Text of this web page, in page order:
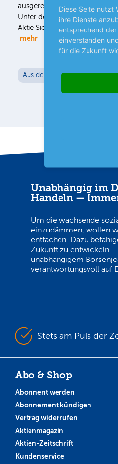
ausgereizt ist? Wir verraten es
Unter der Halteposition lesen
Aktie Sie noch länger im
mehr
Aus dem Anlegermagazin
Unabhängig im
Handeln —
Um die wachsende
einzudämmen, wollen
entfachen. Dazu
Zukunft zu entwickeln
unabhängigem
verantwortungsvoll auf
Stets am Puls der
Abo & Shop
Abonnent werden
Abonnement kündigen
Vertrag widerrufen
Aktienmagazin
Aktien-Zeitschrift
Kundenservice
Diese Seite nutzt
ihre Dienste
entsprechend
einverstanden
für die Zukunft